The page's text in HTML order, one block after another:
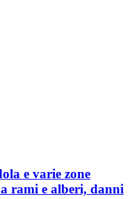
e varie zone
rami e alberi, danni